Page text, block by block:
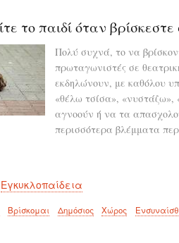
το παιδί όταν
Πολύ συχνά, το να
πρωταγωνιστές σε
εκδηλώνουν, με καθόλου
«θέλω τσίσα», «νυστάζω»,
αγνοούν ή να τα
περισσότερα βλέμματα
Εγκυκλοπαίδεια
Βρίσκομαι Δημόσιος Χώρος